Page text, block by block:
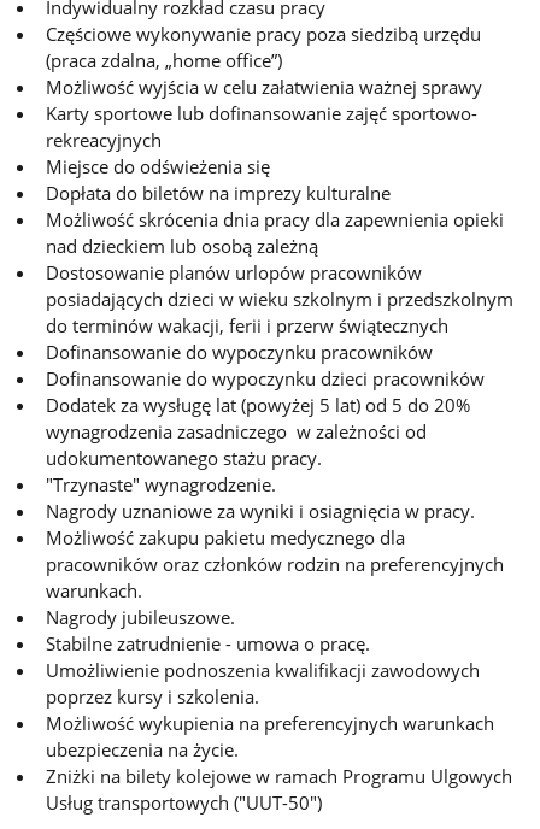
Indywidualny rozkład czasu pracy
Częściowe wykonywanie pracy poza siedzibą urzędu
(praca zdalna, „home office”)
Możliwość wyjścia w celu załatwienia ważnej sprawy
Karty sportowe lub dofinansowanie zajęć sportowo-
rekreacyjnych
Miejsce do odświeżenia się
Dopłata do biletów na imprezy kulturalne
Możliwość skrócenia dnia pracy dla zapewnienia opieki
nad dzieckiem lub osobą zależną
Dostosowanie planów urlopów pracowników
posiadających dzieci w wieku szkolnym i przedszkolnym
do terminów wakacji, ferii i przerw świątecznych
Dofinansowanie do wypoczynku pracowników
Dofinansowanie do wypoczynku dzieci pracowników
Dodatek za wysługę lat (powyżej 5 lat) od 5 do 20%
wynagrodzenia zasadniczego w zależności od
udokumentowanego stażu pracy.
"Trzynaste" wynagrodzenie.
Nagrody uznaniowe za wyniki i osiagnięcia w pracy.
Możliwość zakupu pakietu medycznego dla
pracowników oraz członków rodzin na preferencyjnych
warunkach.
Nagrody jubileuszowe.
Stabilne zatrudnienie - umowa o pracę.
Umożliwienie podnoszenia kwalifikacji zawodowych
poprzez kursy i szkolenia.
Możliwość wykupienia na preferencyjnych warunkach
ubezpieczenia na życie.
Zniżki na bilety kolejowe w ramach Programu Ulgowych
Usług transportowych ("UUT-50")